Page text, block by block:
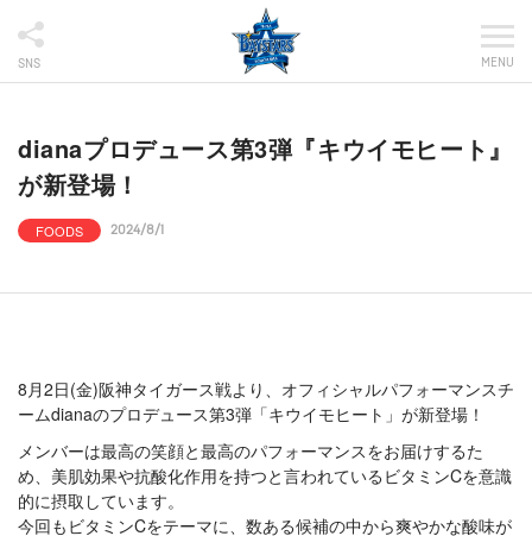
SNS MENU
dianaプロデュース第3弾『キウイモヒート』
が新登場！
FOODS 2024/8/1
8月2日(金)阪神タイガース戦より、オフィシャルパフォーマンスチ
ームdianaのプロデュース第3弾「キウイモヒート」が新登場！
メンバーは最高の笑顔と最高のパフォーマンスをお届けするた
め、美肌効果や抗酸化作用を持つと言われているビタミンCを意識
的に摂取しています。
今回もビタミンCをテーマに、数ある候補の中から爽やかな酸味が